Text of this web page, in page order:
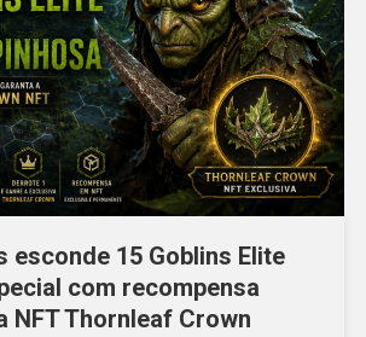
esconde 15 Goblins Elite
com recompensa
NFT Thornleaf Crown